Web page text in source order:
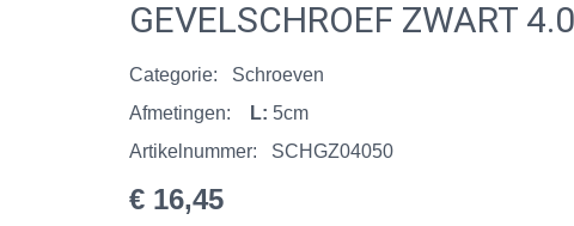
GEVELSCHROEF ZWART
Categorie:
Schroeven
Afmetingen:
L: 5cm
Artikelnummer:
SCHGZ04050
€ 16,45